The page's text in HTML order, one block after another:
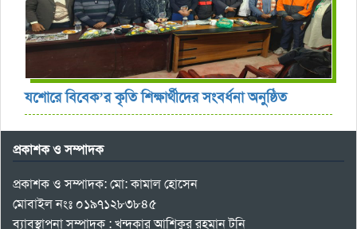
যশোরে বিবেক’র কৃতি শিক্ষার্থীদের সংবর্ধনা অনুষ্ঠিত
প্রকাশক ও সম্পাদক
প্রকাশক ও সম্পাদক: মো: কামাল হোসেন
মোবাইল নংঃ ০১৯৭১২৮৩৮৪৫
ব্যাবস্থাপনা সম্পাদক : খন্দকার আশিকুর রহমান টনি